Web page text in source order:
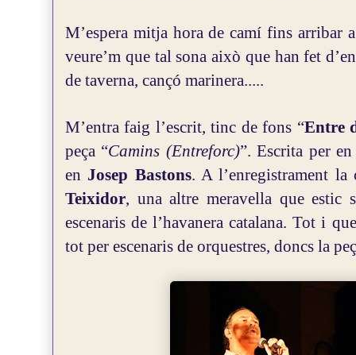
M’espera mitja hora de camí fins arribar
veure’m que tal sona això que han fet
de taverna, cançó marinera.....
M’entra faig l’escrit, tinc de fons “Entre
peça “Camins (Entreforc)”. Escrita per
en Josep Bastons. A l’enregistrament
Teixidor, una altre meravella que estic
escenaris de l’havanera catalana. Tot i
tot per escenaris de orquestres, doncs la